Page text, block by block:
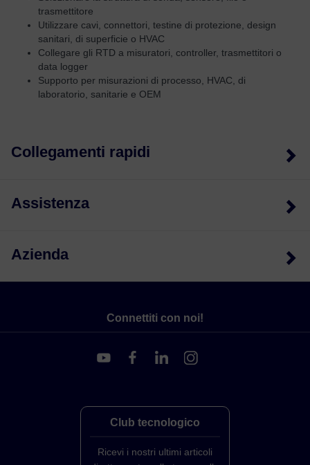
trasmettitore
Utilizzare cavi, connettori, testine di protezione, design
sanitari, di superficie o HVAC
Collegare gli RTD a misuratori, controller, trasmettitori o
data logger
Supporto per misurazioni di processo, HVAC, di
laboratorio, sanitarie e OEM
Collegamenti rapidi
Assistenza
Azienda
Connettiti con noi!
Club tecnologico
Ricevi i nostri ultimi articoli